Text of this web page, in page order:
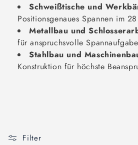
Schweißtische und
Positionsgenaues Spannen im
Metallbau und
für anspruchsvolle
Stahlbau und
Konstruktion für höchste
Filter